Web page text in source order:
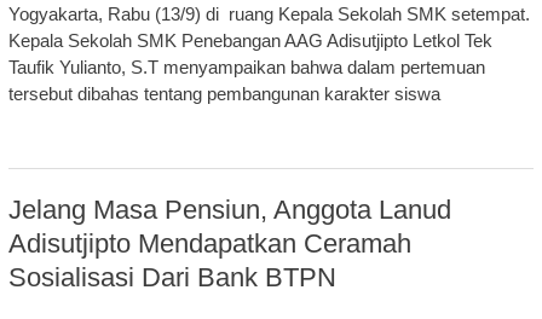
Yogyakarta, Rabu (13/9) di ruang Kepala Sekolah SMK setempat.
Kepala Sekolah SMK Penebangan AAG Adisutjipto Letkol Tek
Taufik Yulianto, S.T menyampaikan bahwa dalam pertemuan
tersebut dibahas tentang pembangunan karakter siswa
Jelang Masa Pensiun, Anggota Lanud
Adisutjipto Mendapatkan Ceramah
Sosialisasi Dari Bank BTPN